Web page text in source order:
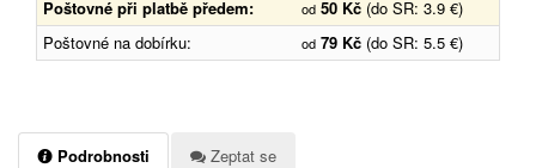
Poštovné při platbě předem: od 50 Kč (do SR: 3.9 €)
Poštovné na dobírku:
od 79 Kč (do SR: 5.5 €)
Podrobnosti Zeptat se